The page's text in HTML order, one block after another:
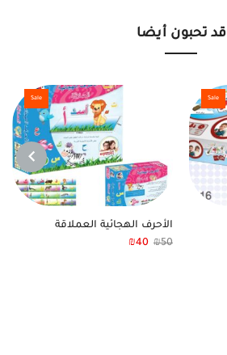
قد تحبون أيضا
Sale
Sale
الأحرف الهجائية العملاقة
₪50
₪40
NEXT